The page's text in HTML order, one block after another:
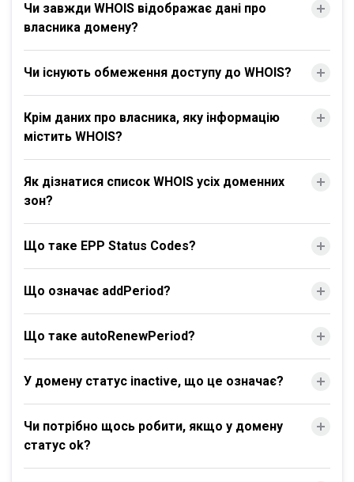
Чи завжди WHOIS відображає дані про
власника домену?
Чи існують обмеження доступу до WHOIS?
Крім даних про власника, яку інформацію
містить WHOIS?
Як дізнатися список WHOIS усіх доменних
зон?
Що таке EPP Status Codes?
Що означає addPeriod?
Що таке autoRenewPeriod?
У домену статус inactive, що це означає?
Чи потрібно щось робити, якщо у домену
статус ok?